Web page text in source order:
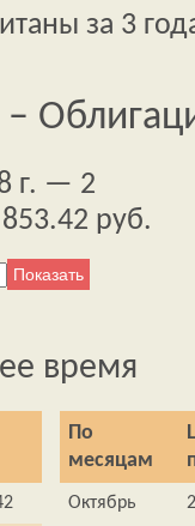
за 3
–
г. — 2
руб.
время
По
месяцам
Октябрь